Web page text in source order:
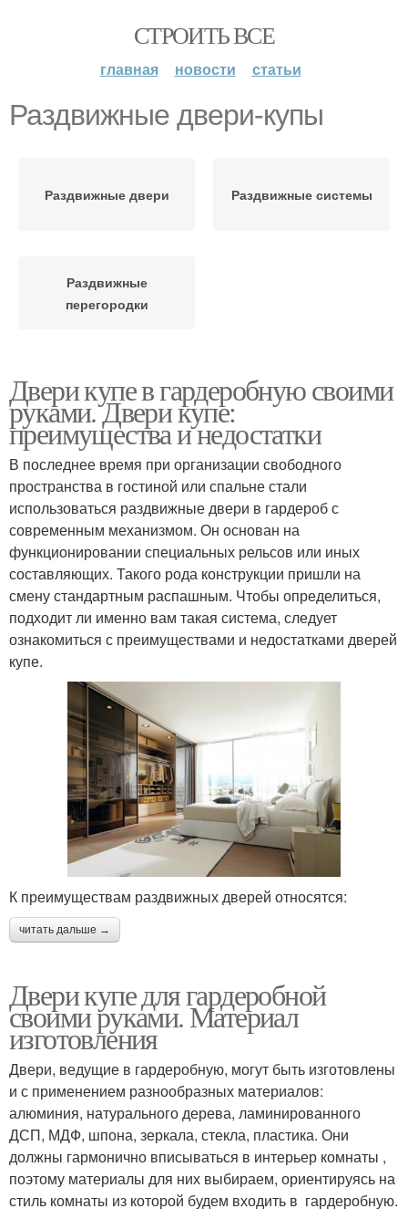
СТРОИТЬ ВСЕ
главная новости статьи
Раздвижные двери-купы
Раздвижные двери Раздвижные системы
Раздвижные
перегородки
Двери купе в гардеробную своими
руками. Двери купе:
преимущества и недостатки
В последнее время при организации свободного
пространства в гостиной или спальне стали
использоваться раздвижные двери в гардероб с
современным механизмом. Он основан на
функционировании специальных рельсов или иных
составляющих. Такого рода конструкции пришли на
смену стандартным распашным. Чтобы определиться,
подходит ли именно вам такая система, следует
ознакомиться с преимуществами и недостатками дверей
купе.
К преимуществам раздвижных дверей относятся:
читать дальше →
Двери купе для гардеробной
своими руками. Материал
изготовления
Двери, ведущие в гардеробную, могут быть изготовлены
и с применением разнообразных материалов:
алюминия, натурального дерева, ламинированного
ДСП, МДФ, шпона, зеркала, стекла, пластика. Они
должны гармонично вписываться в интерьер комнаты ,
поэтому материалы для них выбираем, ориентируясь на
стиль комнаты из которой будем входить в гардеробную.